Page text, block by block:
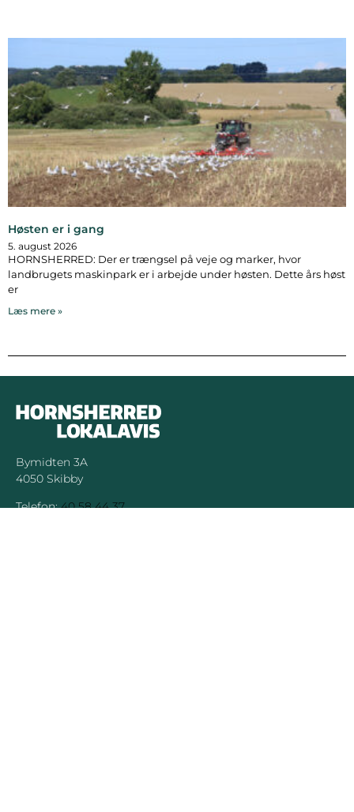
Høsten er i gang
5. august 2026
HORNSHERRED: Der er trængsel på veje og marker, hvor
landbrugets maskinpark er i arbejde under høsten. Dette års høst
er
Læs mere »
Bymidten 3A
4050 Skibby
Telefon:40 58 44 37